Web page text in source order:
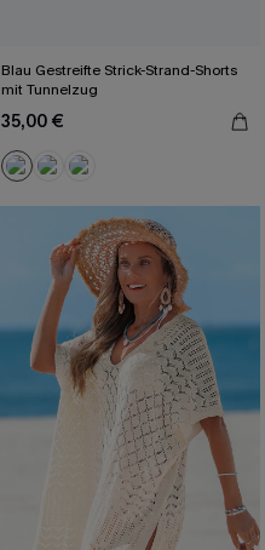
Blau Gestreifte Strick-Strand-Shorts
mit Tunnelzug
35,00 €